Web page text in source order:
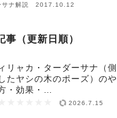
サナ解説 2017.10.12
事（更新日順）
リャカ・ターダーサナ（側
たヤシの木のポーズ）のや
・効果・…
2026.7.15